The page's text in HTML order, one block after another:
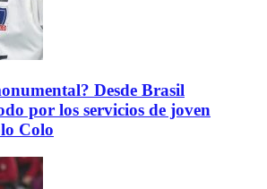
Desde Brasil
por los servicios de joven
Colo